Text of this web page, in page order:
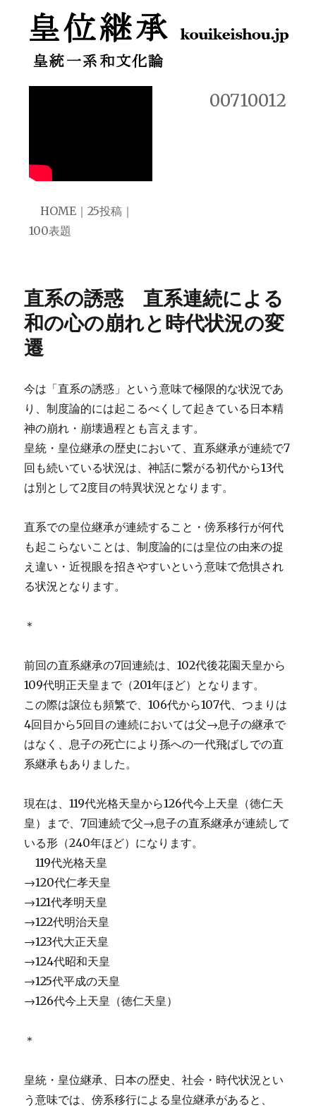
皇位継承 皇統一系和文化論
HOME ｜25投稿 ｜
100表題
00710012
直系の誘惑 直系連続による
和の心の崩れと時代状況の変
遷
今は「直系の誘惑」という意味で極限的な状況であ
り、制度論的には起こるべくして起きている日本精
神の崩れ・崩壊過程とも言えます。
皇統・皇位継承の歴史において、直系継承が連続で7
回も続いている状況は、神話に繋がる初代から13代
は別として2度目の特異状況となります。
直系での皇位継承が連続すること・傍系移行が何代
も起こらないことは、制度論的には皇位の由来の捉
え違い・近視眼を招きやすいという意味で危惧され
る状況となります。
＊
前回の直系継承の7回連続は、102代後花園天皇から
109代明正天皇まで（201年ほど）となります。
この際は譲位も頻繁で、106代から107代、つまりは
4回目から5回目の連続においては父→息子の継承で
はなく、息子の死亡により孫への一代飛ばしでの直
系継承もありました。
現在は、119代光格天皇から126代今上天皇（徳仁天
皇）まで、7回連続で父→息子の直系継承が連続して
いる形（240年ほど）になります。
119代光格天皇
→120代仁孝天皇
→121代孝明天皇
→122代明治天皇
→123代大正天皇
→124代昭和天皇
→125代平成の天皇
→126代今上天皇（徳仁天皇）
＊
皇統・皇位継承、日本の歴史、社会・時代状況とい
う意味では、傍系移行による皇位継承があると、